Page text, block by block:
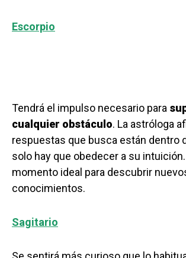
Escorpio
Tendrá el impulso necesario para
cualquier obstáculo. La astróloga
respuestas que busca están dentro
solo hay que obedecer a su
momento ideal para descubrir
conocimientos.
Sagitario